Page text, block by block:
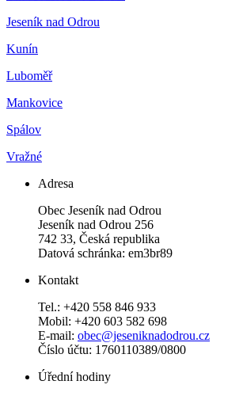
Jeseník nad Odrou
Kunín
Luboměř
Mankovice
Spálov
Vražné
Adresa
Obec Jeseník nad Odrou
Jeseník nad Odrou 256
742 33, Česká republika
Datová schránka: em3br89
Kontakt
Tel.: +420 558 846 933
Mobil: +420 603 582 698
E-mail: obec@jeseniknadodrou.cz
Číslo účtu: 1760110389/0800
Úřední hodiny